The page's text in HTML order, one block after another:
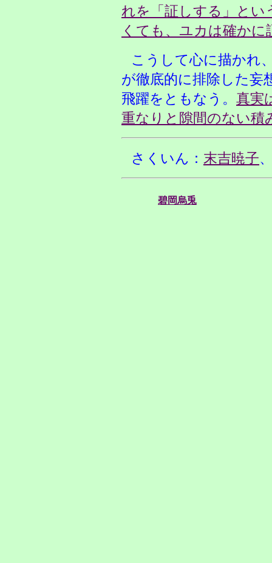
れを「証しする」とい
くても、ユカは確かに
こうして心に描かれ
が徹底的に排除した妄
飛躍をともなう。 真実
重なりと隙間のない積
さくいん： 末吉暁子
碧岡烏兎